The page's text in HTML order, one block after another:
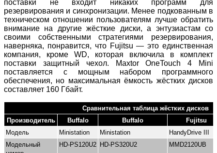
поставки не входит никаких программ для
резервирования и синхронизации. Менее подкованным в
техническом отношении пользователям лучше обратить
внимание на другие жёсткие диски, а энтузиастам со
своими собственными стратегиями резервирования,
наверняка, понравится, что Fujitsu — это единственная
компания, кроме WD, которая включила в комплект
поставки защитный чехол. Maxtor OneTouch 4 Mini
поставляется с мощным набором программного
обеспечения, но максимальная ёмкость жёстких дисков
составляет 160 Гбайт.
Сравнительная таблица жёстких дисков
Производитель
Buffalo Buffalo
Fujitsu
Модель
Ministation Ministation
HandyDrive III
Модельный
HD-PS120U2 HD-PS320U2 MMD2120UB